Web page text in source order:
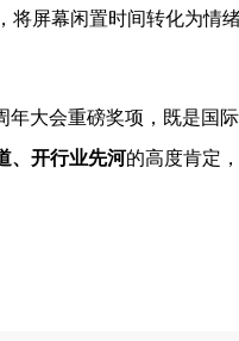
将屏幕闲置时间转化为情
年大会重磅奖项，既是国
、开行业先河的高度肯定